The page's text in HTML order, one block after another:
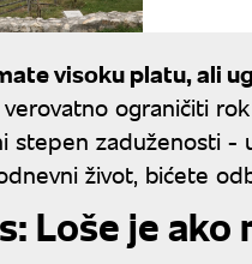
visoku platu, ali
ograničiti
stepen zaduženosti -
život, bićete
Loše je